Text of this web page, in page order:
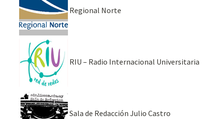
Regional Norte
RIU – Radio Internacional Universitaria
Sala de Redacción Julio Castro